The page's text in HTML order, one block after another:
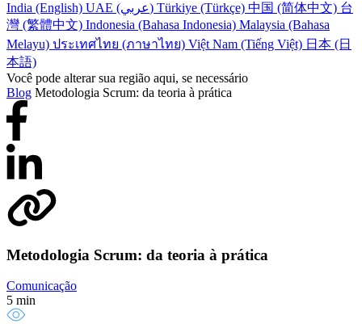
India (English)
UAE (عربي) Türkiye (Türkçe) 中国 (简体中文) 台
灣 (繁體中文) Indonesia (Bahasa Indonesia) Malaysia (Bahasa
Melayu) ประเทศไทย (ภาษาไทย) Việt Nam (Tiếng Việt) 日本 (日
本語)
Você pode alterar sua região aqui, se necessário
Blog Metodologia Scrum: da teoria à prática
Metodologia Scrum: da teoria à prática
Comunicação
5 min